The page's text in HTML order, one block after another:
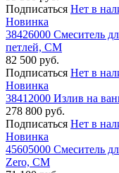
Подписаться Нет в
Новинка
38426000 Смеситель
петлей, СМ
82 500 руб.
Подписаться Нет в
Новинка
38412000 Излив на
278 800 руб.
Подписаться Нет в
Новинка
45605000 Смеситель
Zero, СМ